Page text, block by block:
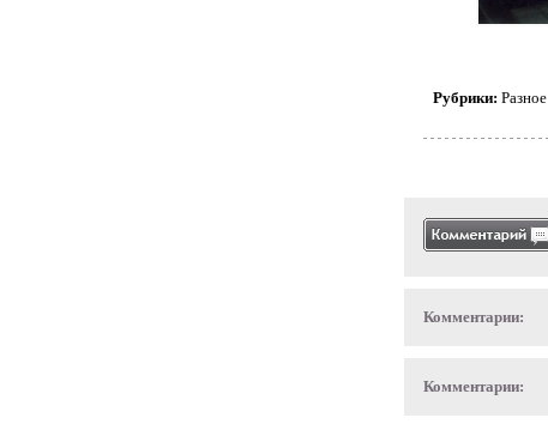
Рубрики: Разное
Комментарии:
Комментарии: